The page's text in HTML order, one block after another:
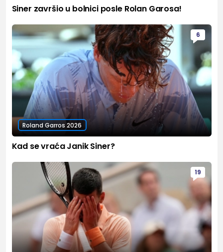
Siner završio u bolnici posle Rolan Garosa!
6
Roland Garros 2026
Kad se vraća Janik Siner?
19